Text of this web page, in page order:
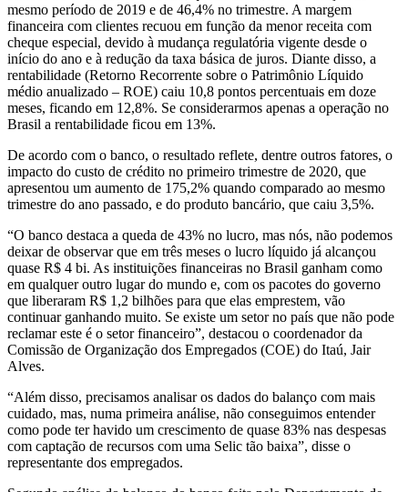
mesmo período de 2019 e de 46,4% no trimestre. A margem
financeira com clientes recuou em função da menor receita com
cheque especial, devido à mudança regulatória vigente desde o
início do ano e à redução da taxa básica de juros. Diante disso, a
rentabilidade (Retorno Recorrente sobre o Patrimônio Líquido
médio anualizado – ROE) caiu 10,8 pontos percentuais em doze
meses, ficando em 12,8%. Se considerarmos apenas a operação no
Brasil a rentabilidade ficou em 13%.
De acordo com o banco, o resultado reflete, dentre outros fatores, o
impacto do custo de crédito no primeiro trimestre de 2020, que
apresentou um aumento de 175,2% quando comparado ao mesmo
trimestre do ano passado, e do produto bancário, que caiu 3,5%.
“O banco destaca a queda de 43% no lucro, mas nós, não podemos
deixar de observar que em três meses o lucro líquido já alcançou
quase R$ 4 bi. As instituições financeiras no Brasil ganham como
em qualquer outro lugar do mundo e, com os pacotes do governo
que liberaram R$ 1,2 bilhões para que elas emprestem, vão
continuar ganhando muito. Se existe um setor no país que não pode
reclamar este é o setor financeiro”, destacou o coordenador da
Comissão de Organização dos Empregados (COE) do Itaú, Jair
Alves.
“Além disso, precisamos analisar os dados do balanço com mais
cuidado, mas, numa primeira análise, não conseguimos entender
como pode ter havido um crescimento de quase 83% nas despesas
com captação de recursos com uma Selic tão baixa”, disse o
representante dos empregados.